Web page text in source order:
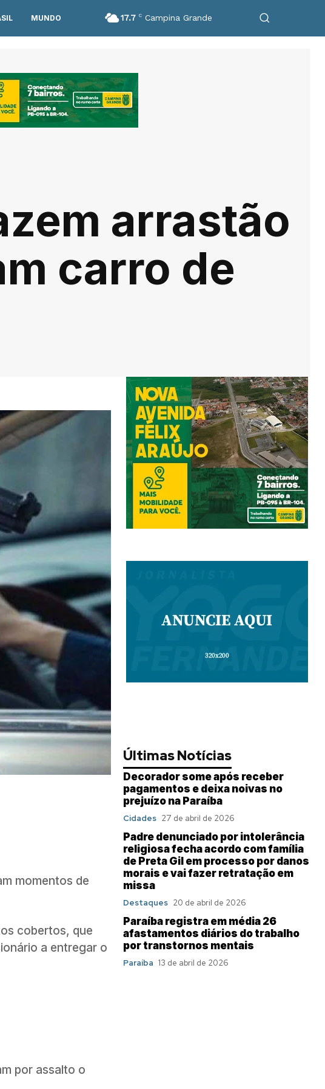
MUNDO 17.7 C Campina Grande
arrastão
carro de
momentos de
cobertos, que
a entregar o
por assalto o
Últimas Notícias
Decorador some após receber
pagamentos e deixa noivas no
prejuízo na Paraíba
Cidades 27 de abril de 2026
Padre denunciado por intolerância
religiosa fecha acordo com família
de Preta Gil em processo por danos
morais e vai fazer retratação em
missa
Destaques 20 de abril de 2026
Paraíba registra em média 26
afastamentos diários do trabalho
por transtornos mentais
Paraíba 13 de abril de 2026